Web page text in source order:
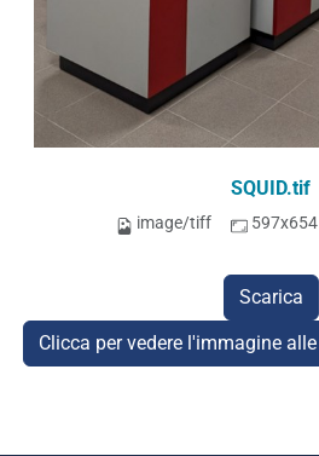
SQUID.tif
image/tiff 597x654
Scarica
Clicca per vedere l'immagine